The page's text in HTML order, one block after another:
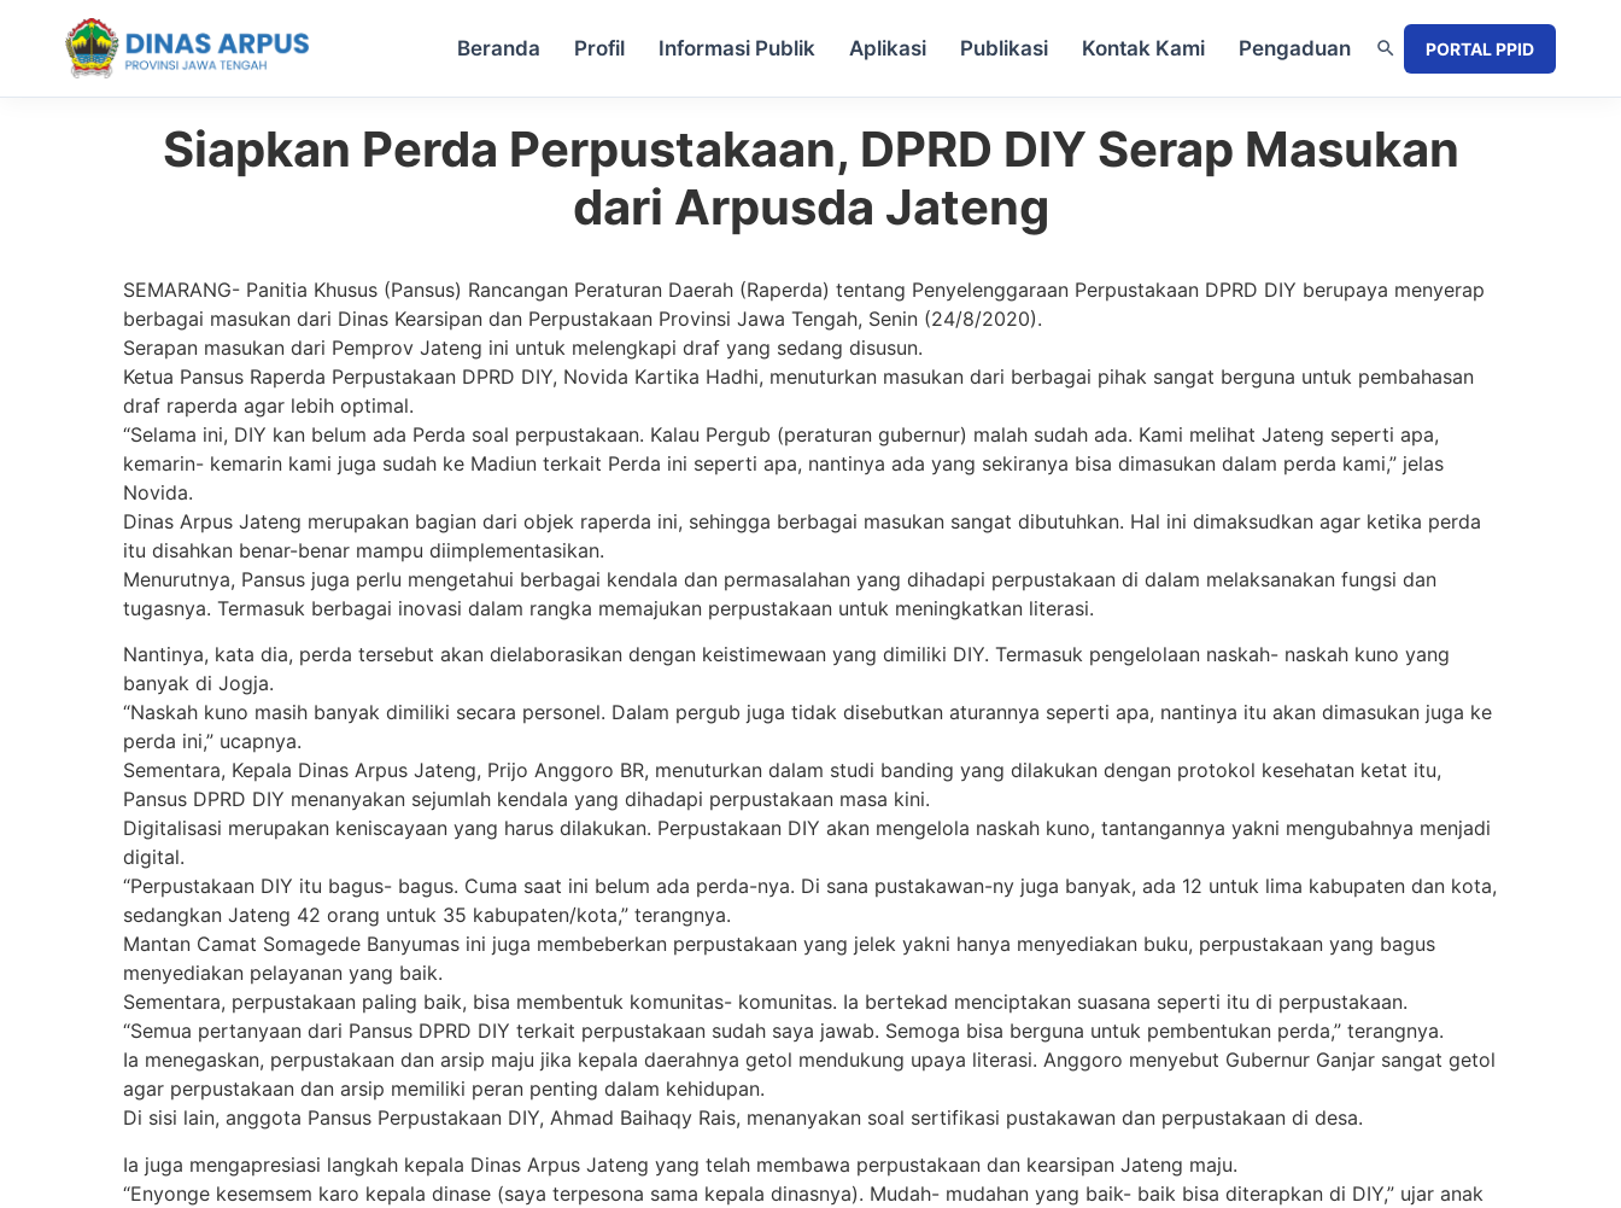
Siapkan Perda Perpustakaan, DPRD DIY Serap Masukan
dari Arpusda Jateng
SEMARANG- Panitia Khusus (Pansus) Rancangan Peraturan Daerah (Raperda) tentang Penyelenggaraan Perpustakaan DPRD DIY berupaya menyerap
berbagai masukan dari Dinas Kearsipan dan Perpustakaan Provinsi Jawa Tengah, Senin (24/8/2020).
Serapan masukan dari Pemprov Jateng ini untuk melengkapi draf yang sedang disusun.
Ketua Pansus Raperda Perpustakaan DPRD DIY, Novida Kartika Hadhi, menuturkan masukan dari berbagai pihak sangat berguna untuk pembahasan
draf raperda agar lebih optimal.
“Selama ini, DIY kan belum ada Perda soal perpustakaan. Kalau Pergub (peraturan gubernur) malah sudah ada. Kami melihat Jateng seperti apa,
kemarin- kemarin kami juga sudah ke Madiun terkait Perda ini seperti apa, nantinya ada yang sekiranya bisa dimasukan dalam perda kami,” jelas
Novida.
Dinas Arpus Jateng merupakan bagian dari objek raperda ini, sehingga berbagai masukan sangat dibutuhkan. Hal ini dimaksudkan agar ketika perda
itu disahkan benar-benar mampu diimplementasikan.
Menurutnya, Pansus juga perlu mengetahui berbagai kendala dan permasalahan yang dihadapi perpustakaan di dalam melaksanakan fungsi dan
tugasnya. Termasuk berbagai inovasi dalam rangka memajukan perpustakaan untuk meningkatkan literasi.
Nantinya, kata dia, perda tersebut akan dielaborasikan dengan keistimewaan yang dimiliki DIY. Termasuk pengelolaan naskah- naskah kuno yang
banyak di Jogja.
“Naskah kuno masih banyak dimiliki secara personel. Dalam pergub juga tidak disebutkan aturannya seperti apa, nantinya itu akan dimasukan juga ke
perda ini,” ucapnya.
Sementara, Kepala Dinas Arpus Jateng, Prijo Anggoro BR, menuturkan dalam studi banding yang dilakukan dengan protokol kesehatan ketat itu,
Pansus DPRD DIY menanyakan sejumlah kendala yang dihadapi perpustakaan masa kini.
Digitalisasi merupakan keniscayaan yang harus dilakukan. Perpustakaan DIY akan mengelola naskah kuno, tantangannya yakni mengubahnya menjadi
digital.
“Perpustakaan DIY itu bagus- bagus. Cuma saat ini belum ada perda-nya. Di sana pustakawan-ny juga banyak, ada 12 untuk lima kabupaten dan kota,
sedangkan Jateng 42 orang untuk 35 kabupaten/kota,” terangnya.
Mantan Camat Somagede Banyumas ini juga membeberkan perpustakaan yang jelek yakni hanya menyediakan buku, perpustakaan yang bagus
menyediakan pelayanan yang baik.
Sementara, perpustakaan paling baik, bisa membentuk komunitas- komunitas. Ia bertekad menciptakan suasana seperti itu di perpustakaan.
“Semua pertanyaan dari Pansus DPRD DIY terkait perpustakaan sudah saya jawab. Semoga bisa berguna untuk pembentukan perda,” terangnya.
Ia menegaskan, perpustakaan dan arsip maju jika kepala daerahnya getol mendukung upaya literasi. Anggoro menyebut Gubernur Ganjar sangat getol
agar perpustakaan dan arsip memiliki peran penting dalam kehidupan.
Di sisi lain, anggota Pansus Perpustakaan DIY, Ahmad Baihaqy Rais, menanyakan soal sertifikasi pustakawan dan perpustakaan di desa.
Ia juga mengapresiasi langkah kepala Dinas Arpus Jateng yang telah membawa perpustakaan dan kearsipan Jateng maju.
“Enyonge kesemsem karo kepala dinase (saya terpesona sama kepala dinasnya). Mudah- mudahan yang baik- baik bisa diterapkan di DIY,” ujar anak
Beranda Profil Informasi Publik Aplikasi Publikasi Kontak Kami Pengaduan PORTAL PPID